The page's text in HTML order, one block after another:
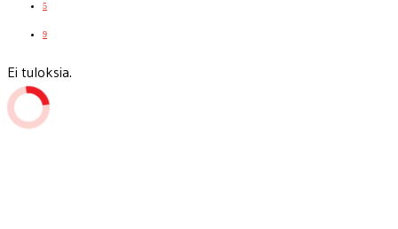
5
9
Ei tuloksia.